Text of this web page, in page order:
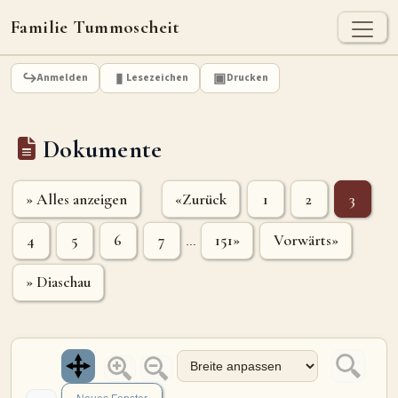
Familie Tummoscheit
TUMMOSCHEIT - HEUTE
STAMMBAUM
Ahnenforschung Stammbaum Tummoscheit Namen
Orte Historische Karte
Geografische Namensverteilung - Heute
ARCHIV
Grabsteine
Anmelden Lesezeichen Drucken
Dokumente
» Alles anzeigen «Zurück 1 2 3
4 5 6 7 ... 151» Vorwärts»
» Diaschau